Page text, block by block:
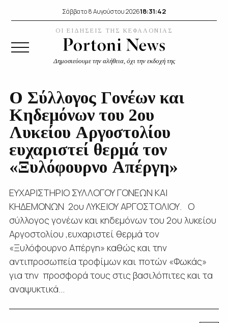
Σάββατο 8 Αυγούστου 202618:31:42
ΟΙ ΕΙΔΗΣΕΙΣ ΤΗΣ ΚΕΦΑΛΟΝΙΑΣ
Δημοσιεύουμε την αλήθεια, όχι την εκδοχή της
Ο Σύλλογος Γονέων και
Κηδεμόνων του 2ου
Λυκείου Αργοστολίου
ευχαριστεί θερμά τον
«Ξυλόφουρνο Απέργη»
ΕΥΧΑΡΙΣΤΗΡΙΟ ΣΥΛΛΟΓΟΥ ΓΟΝΕΩΝ ΚΑΙ
ΚΗΔΕΜΟΝΩΝ 2ου ΛΥΚΕΙΟΥ ΑΡΓΟΣΤΟΛΙΟΥ. Ο
σύλλογος γονέων και κηδεμόνων του 2ου λυκείου
Αργοστολίου ,ευχαριστεί θερμά τον
«Ξυλόφουρνο Απέργη» καθώς και την
αντιπροσωπεία τροφίμων και ποτών «Φωκάς»
για την προσφορά τους στις βασιλόπιτες και τα
αναψυκτικά...